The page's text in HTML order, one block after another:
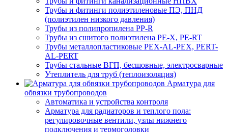
Трубы и фитинги полиэтиленовые ПЭ, ПНД
(полиэтилен низкого давления)
Трубы из полипропилена PP-R
Трубы из сшитого полиэтилена PE-X, PE-RT
Трубы металлопластиковые PEX-AL-PEX, PERT-
AL-PERT
Трубы стальные ВГП, бесшовные, электросварные
Утеплитель для труб (теплоизоляция)
Арматура для
обвязки трубопроводов
Автоматика и устройства контроля
Арматура для радиаторов и теплого пола:
регулировочные вентили, узлы нижнего
подключения и термоголовки